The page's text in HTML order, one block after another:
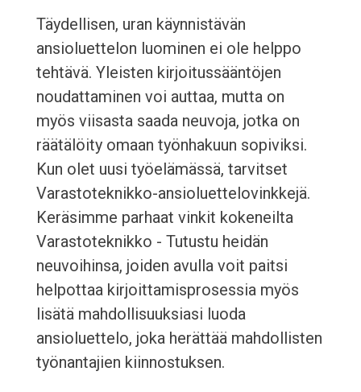
Täydellisen, uran käynnistävän
ansioluettelon luominen ei ole helppo
tehtävä. Yleisten kirjoitussääntöjen
noudattaminen voi auttaa, mutta on
myös viisasta saada neuvoja, jotka on
räätälöity omaan työnhakuun sopiviksi.
Kun olet uusi työelämässä, tarvitset
Varastoteknikko-ansioluettelovinkkejä.
Keräsimme parhaat vinkit kokeneilta
Varastoteknikko - Tutustu heidän
neuvoihinsa, joiden avulla voit paitsi
helpottaa kirjoittamisprosessia myös
lisätä mahdollisuuksiasi luoda
ansioluettelo, joka herättää mahdollisten
työnantajien kiinnostuksen.